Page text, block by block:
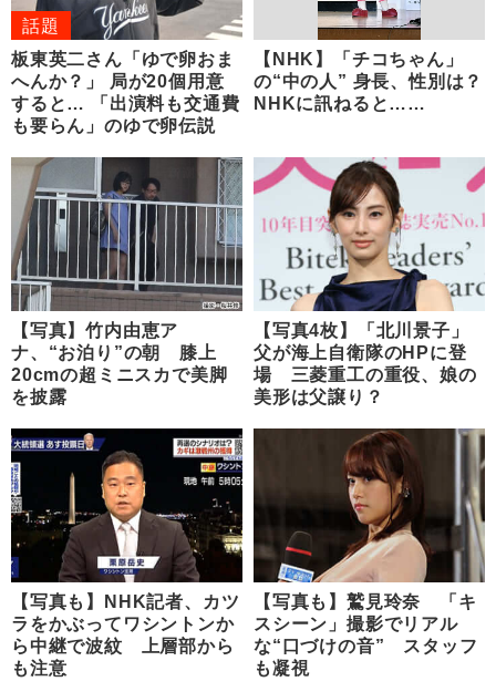
話題
板東英二さん「ゆで卵おま
へんか？」 局が20個用意
すると… 「出演料も交通費
も要らん」のゆで卵伝説
【NHK】「チコちゃん」
の“中の人” 身長、性別は？
NHKに訊ねると……
【写真】竹内由恵ア
ナ、“お泊り”の朝 膝上
20cmの超ミニスカで美脚
を披露
【写真4枚】「北川景子」
父が海上自衛隊のHPに登
場 三菱重工の重役、娘の
美形は父譲り？
【写真も】NHK記者、カツ
ラをかぶってワシントンか
ら中継で波紋 上層部から
も注意
【写真も】鷲見玲奈 「キ
スシーン」撮影でリアル
な“口づけの音” スタッフ
も凝視